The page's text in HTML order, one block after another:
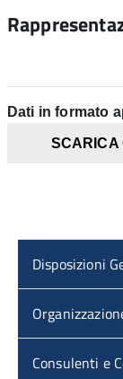
Dati in formato
SCARICA
Disposizioni
Consulenti e